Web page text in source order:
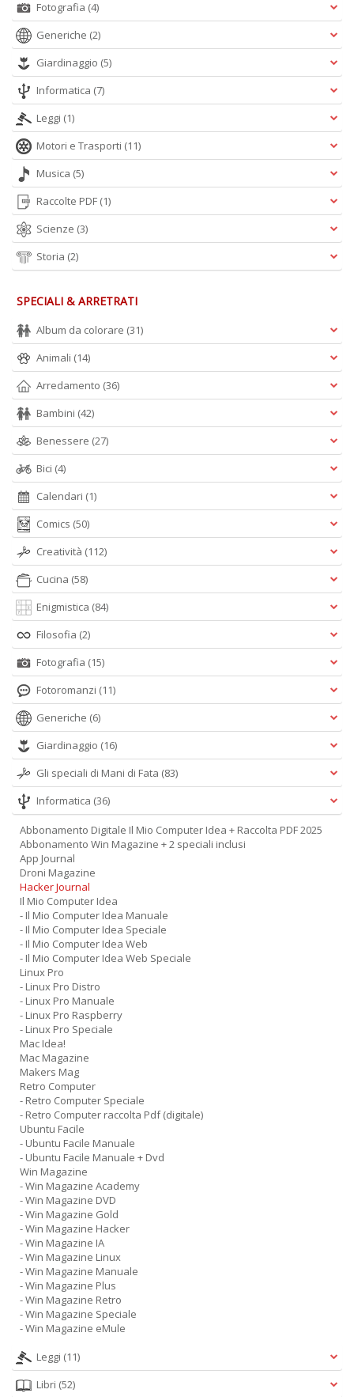
Fotografia (4)
Generiche (2)
Giardinaggio (5)
Informatica (7)
Leggi (1)
Motori e Trasporti (11)
Musica (5)
Raccolte PDF (1)
Scienze (3)
Storia (2)
SPECIALI & ARRETRATI
Album da colorare (31)
Animali (14)
Arredamento (36)
Bambini (42)
Benessere (27)
Bici (4)
Calendari (1)
Comics (50)
Creatività (112)
Cucina (58)
Enigmistica (84)
Filosofia (2)
Fotografia (15)
Fotoromanzi (11)
Generiche (6)
Giardinaggio (16)
Gli speciali di Mani di Fata (83)
Informatica (36)
Abbonamento Digitale Il Mio Computer Idea + Raccolta PDF 2025
Abbonamento Win Magazine + 2 speciali inclusi
App Journal
Droni Magazine
Hacker Journal
Il Mio Computer Idea
- Il Mio Computer Idea Manuale
- Il Mio Computer Idea Speciale
- Il Mio Computer Idea Web
- Il Mio Computer Idea Web Speciale
Linux Pro
- Linux Pro Distro
- Linux Pro Manuale
- Linux Pro Raspberry
- Linux Pro Speciale
Mac Idea!
Mac Magazine
Makers Mag
Retro Computer
- Retro Computer Speciale
- Retro Computer raccolta Pdf (digitale)
Ubuntu Facile
- Ubuntu Facile Manuale
- Ubuntu Facile Manuale + Dvd
Win Magazine
- Win Magazine Academy
- Win Magazine DVD
- Win Magazine Gold
- Win Magazine Hacker
- Win Magazine IA
- Win Magazine Linux
- Win Magazine Manuale
- Win Magazine Plus
- Win Magazine Retro
- Win Magazine Speciale
- Win Magazine eMule
Leggi (11)
Libri (52)